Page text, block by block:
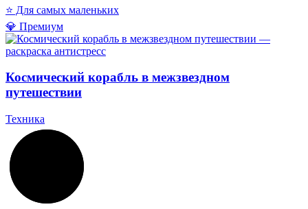
⭐ Для самых маленьких
💎 Премиум
Космический корабль в межзвездном
путешествии
Техника